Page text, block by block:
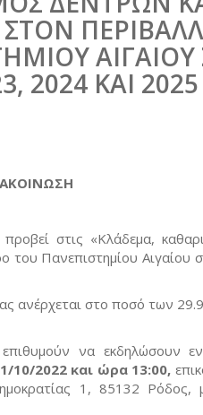
ΑΙΓΑΙΟΥ
2024 ΚΑΙ 2025
στις «Κλάδεμα,
Πανεπιστημίου Αιγαίου
ανέρχεται στο ποσό των
να εκδηλώσουν
10/2022 και ώρα 13:00,
1, 85132 Ρόδος,